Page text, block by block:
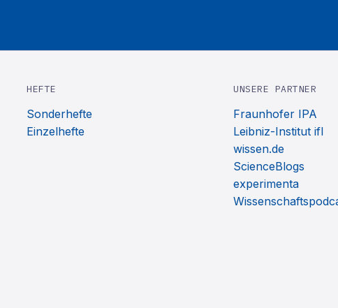
HEFTE
Sonderhefte
Einzelhefte
UNSERE PARTNER
Fraunhofer IPA
Leibniz-Institut ifl
wissen.de
ScienceBlogs
experimenta